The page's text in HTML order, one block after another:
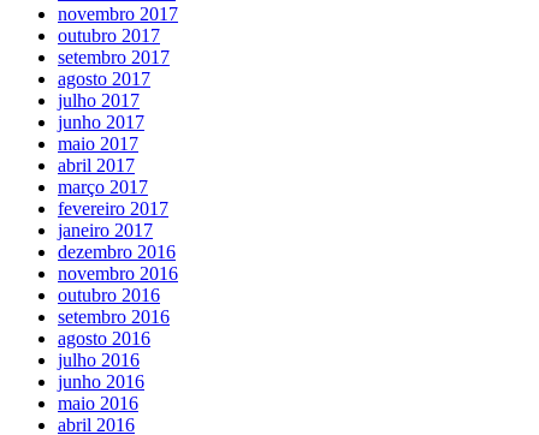
novembro 2017
outubro 2017
setembro 2017
agosto 2017
julho 2017
junho 2017
maio 2017
abril 2017
março 2017
fevereiro 2017
janeiro 2017
dezembro 2016
novembro 2016
outubro 2016
setembro 2016
agosto 2016
julho 2016
junho 2016
maio 2016
abril 2016